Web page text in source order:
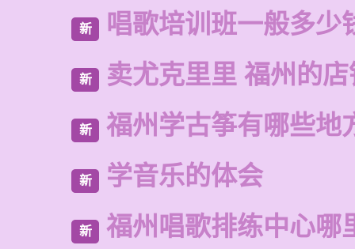
新 唱歌培训班一般多少
新 卖尤克里里 福州的
新 福州学古筝有哪些地
新 学音乐的体会
新 福州唱歌排练中心哪